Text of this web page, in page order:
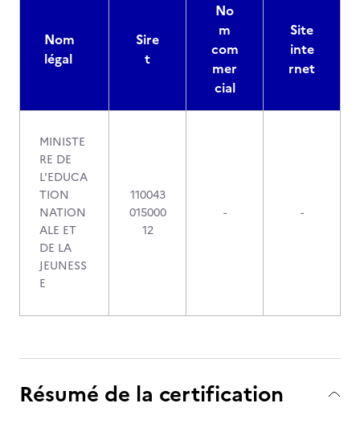
Nom
légal
Sire
t
No
m
com
mer
cial
Site
inte
rnet
MINISTE
RE DE
L'EDUCA
TION
NATION
ALE ET
DE LA
JEUNESS
E
110043
015000
12
- -
Résumé de la certification